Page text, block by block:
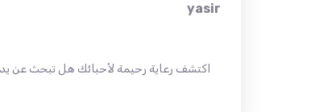
yasir
اكتشف رعاية رحيمة لأحبائك هل تبحث عن يد